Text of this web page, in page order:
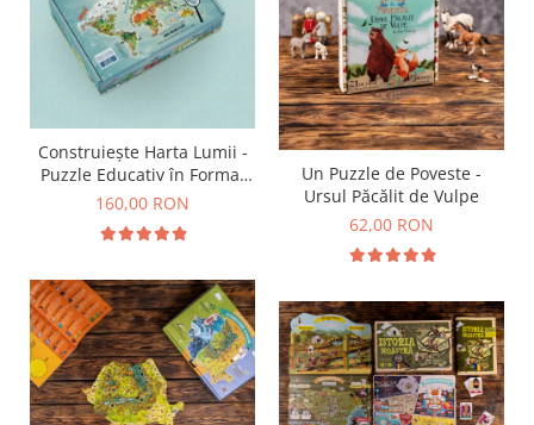
Construiește Harta Lumii -
Puzzle Educativ în Format
Mare
160,00 RON
Un Puzzle de Poveste -
Ursul Păcălit de Vulpe
62,00 RON